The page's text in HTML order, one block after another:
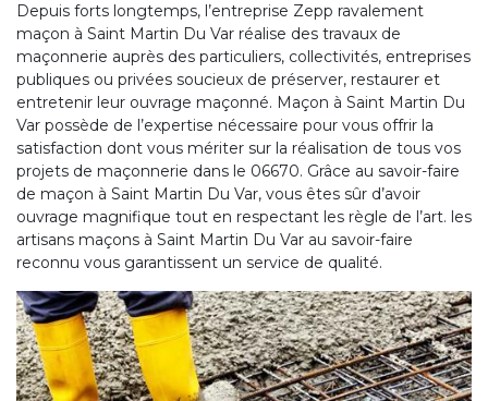
Depuis forts longtemps, l’entreprise Zepp ravalement
maçon à Saint Martin Du Var réalise des travaux de
maçonnerie auprès des particuliers, collectivités, entreprises
publiques ou privées soucieux de préserver, restaurer et
entretenir leur ouvrage maçonné. Maçon à Saint Martin Du
Var possède de l’expertise nécessaire pour vous offrir la
satisfaction dont vous mériter sur la réalisation de tous vos
projets de maçonnerie dans le 06670. Grâce au savoir-faire
de maçon à Saint Martin Du Var, vous êtes sûr d’avoir
ouvrage magnifique tout en respectant les règle de l’art. les
artisans maçons à Saint Martin Du Var au savoir-faire
reconnu vous garantissent un service de qualité.